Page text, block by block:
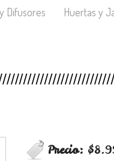
Difusores
Huertas y
Precio: